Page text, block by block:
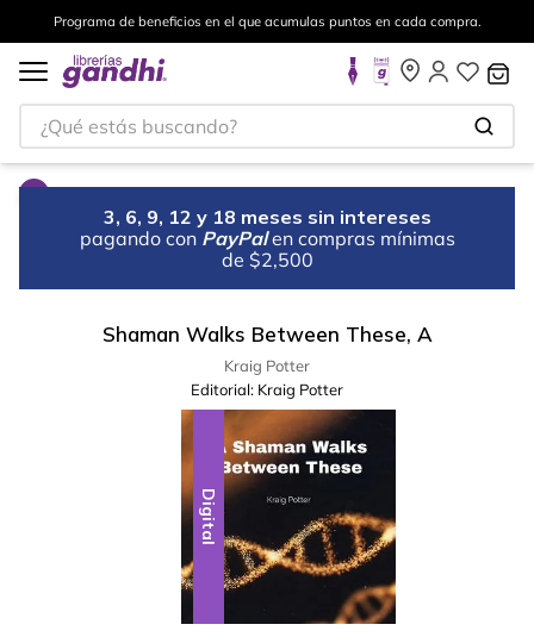
Programa de beneficios en el que acumulas puntos en cada compra.
¿Qué estás buscando?
3, 6, 9, 12 y 18 meses sin intereses
pagando con PayPal en compras mínimas
de $2,500
Shaman Walks Between These, A
Kraig Potter
Editorial: Kraig Potter
Digital